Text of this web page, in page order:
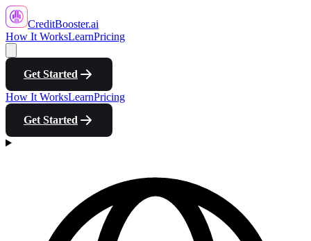
CreditBooster.ai
How It WorksLearnPricing
Get Started
How It WorksLearnPricing
Get Started